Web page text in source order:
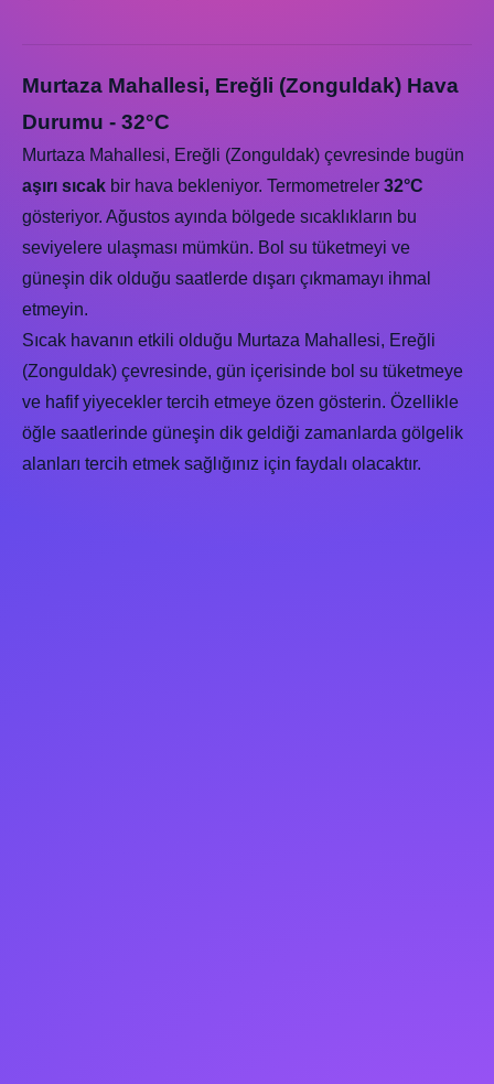
Murtaza Mahallesi, Ereğli (Zonguldak) Hava
Durumu - 32°C
Murtaza Mahallesi, Ereğli (Zonguldak) çevresinde bugün
aşırı sıcak bir hava bekleniyor. Termometreler 32°C
gösteriyor. Ağustos ayında bölgede sıcaklıkların bu
seviyelere ulaşması mümkün. Bol su tüketmeyi ve
güneşin dik olduğu saatlerde dışarı çıkmamayı ihmal
etmeyin.
Sıcak havanın etkili olduğu Murtaza Mahallesi, Ereğli
(Zonguldak) çevresinde, gün içerisinde bol su tüketmeye
ve hafif yiyecekler tercih etmeye özen gösterin. Özellikle
öğle saatlerinde güneşin dik geldiği zamanlarda gölgelik
alanları tercih etmek sağlığınız için faydalı olacaktır.